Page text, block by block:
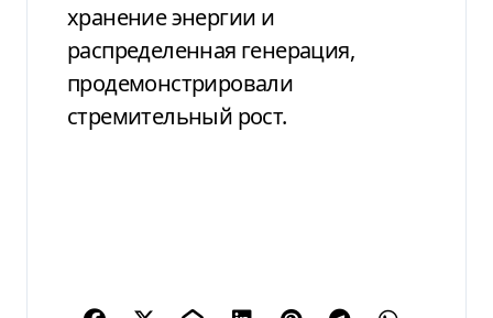
хранение энергии и
распределенная генерация,
продемонстрировали
стремительный рост.